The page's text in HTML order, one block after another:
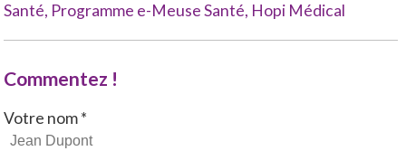
Santé, Programme e-Meuse Santé, Hopi Médical
Commentez !
Votre nom *